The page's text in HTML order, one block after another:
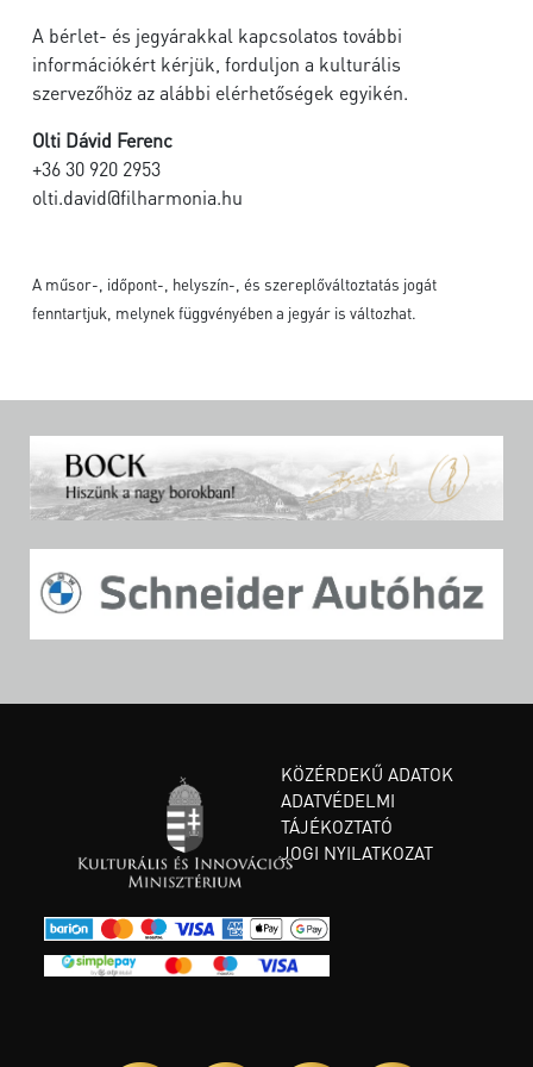
A bérlet- és jegyárakkal kapcsolatos további
információkért kérjük, forduljon a kulturális
szervezőhöz az alábbi elérhetőségek egyikén.
Olti Dávid Ferenc
+36 30 920 2953
olti.david@filharmonia.hu
A műsor-, időpont-, helyszín-, és szereplőváltoztatás jogát
fenntartjuk, melynek függvényében a jegyár is változhat.
KÖZÉRDEKŰ ADATOK
ADATVÉDELMI
TÁJÉKOZTATÓ
JOGI NYILATKOZAT